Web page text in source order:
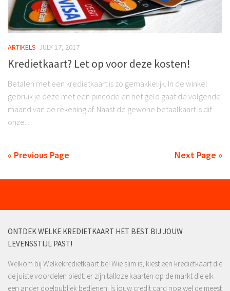
ARTIKELS JULY 17, 2017
Kredietkaart? Let op voor deze kosten!
Betalen met een kredietkaart is zo gemakkelijk. In de winkel
gebruik je deze met een pincode en het geld gaat de volgende
maand van de rekening af. Naast de gewone betaalkaart is dit
onze...
« Previous Page Next Page »
ONTDEK WELKE KREDIETKAART HET BEST BIJ JOUW
LEVENSSTIJL PAST!
Welkom bij Welkekredietkaart.be! Wie slim is, kiest een kredietkaart die
de juiste voordelen biedt: er zijn talloze kaarten op de markt die elk
een ander doelpubliek bedienen. Is jouw credit card nog wel de meest